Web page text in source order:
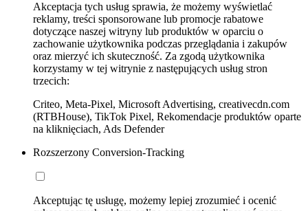
Akceptacja tych usług sprawia, że możemy wyświetlać
reklamy, treści sponsorowane lub promocje rabatowe
dotyczące naszej witryny lub produktów w oparciu o
zachowanie użytkownika podczas przeglądania i zakupów
oraz mierzyć ich skuteczność. Za zgodą użytkownika
korzystamy w tej witrynie z następujących usług stron
trzecich:
Criteo, Meta-Pixel, Microsoft Advertising, creativecdn.com
(RTBHouse), TikTok Pixel, Rekomendacje produktów oparte
na kliknięciach, Ads Defender
Rozszerzony Conversion-Tracking
Akceptując tę usługę, możemy lepiej zrozumieć i ocenić